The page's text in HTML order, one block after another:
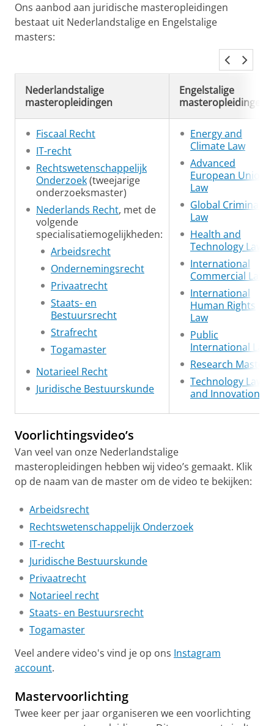
Ons aanbod aan juridische masteropleidingen
bestaat uit Nederlandstalige en Engelstalige
masters:
Nederlandstalige
masteropleidingen
Engelstalige
masteropleidingen
Fiscaal Recht
IT-recht
Rechtswetenschappelijk
Onderzoek(tweejarige
onderzoeksmaster)
Nederlands Recht, met de
volgende
specialisatiemogelijkheden:
Arbeidsrecht
Ondernemingsrecht
Privaatrecht
Staats- en
Bestuursrecht
Strafrecht
Togamaster
Notarieel Recht
Juridische Bestuurskunde
Energy and
Climate Law
Advanced
European Union
Law
Global Criminal
Law
Health and
Technology Law
International
Commercial Law
International
Human Rights
Law
Public
International Law
Research Master
Technology Law
and Innovation
Voorlichtingsvideo’s
Van veel van onze Nederlandstalige
masteropleidingen hebben wij video’s gemaakt. Klik
op de naam van de master om de video te bekijken:
Arbeidsrecht
Rechtswetenschappelijk Onderzoek
IT-recht
Juridische Bestuurskunde
Privaatrecht
Notarieel recht
Staats- en Bestuursrecht
Togamaster
Veel andere video's vind je op ons Instagram
account.
Mastervoorlichting
Twee keer per jaar organiseren we een voorlichting